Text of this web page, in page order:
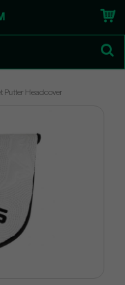
Putter Headcover